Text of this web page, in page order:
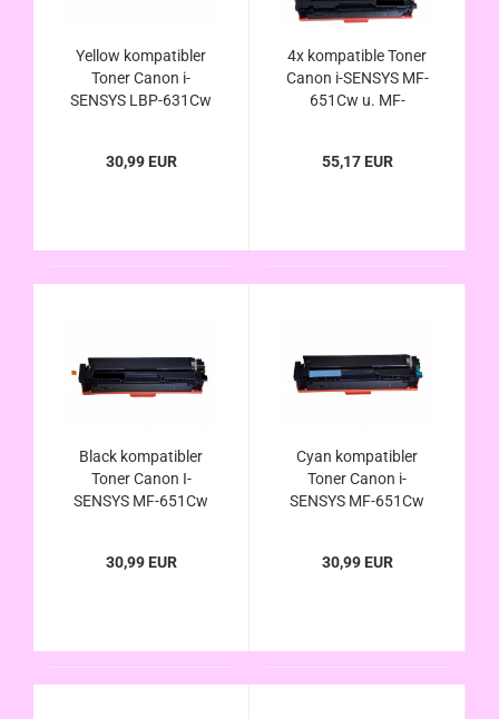
Yellow kompatibler
Toner Canon i-
SENSYS LBP-631Cw
u. 067
30,99 EUR
4x kompatible Toner
Canon i-SENSYS MF-
651Cw u. MF-
55,17 EUR
Black kompatibler
Toner Canon I-
SENSYS MF-651Cw
u. 067
30,99 EUR
Cyan kompatibler
Toner Canon i-
SENSYS MF-651Cw
u. 067
30,99 EUR